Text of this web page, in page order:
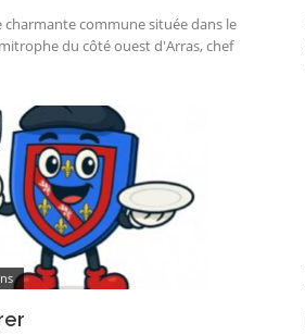
charmante commune située dans le
du côté ouest d'Arras, chef